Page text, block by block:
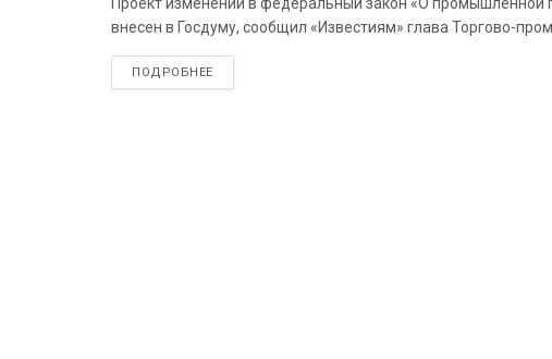
внесен в Госдуму, сообщил «Известиям» глава Торгово-
ПОДРОБНЕЕ